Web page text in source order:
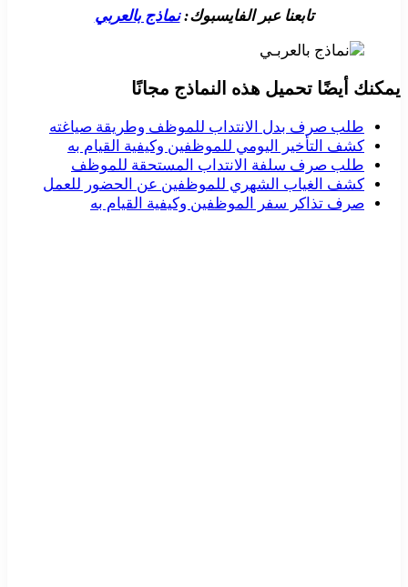
تابعنا عبر الفايسبوك:نماذج بالعربي
يمكنك أيضًا تحميل هذه النماذج مجانًا
طلب صرف بدل الانتداب للموظف وطريقة صياغته
كشف التأخير اليومي للموظفين وكيفية القيام به
طلب صرف سلفة الانتداب المستحقة للموظف
كشف الغياب الشهري للموظفين عن الحضور للعمل
صرف تذاكر سفر الموظفين وكيفية القيام به